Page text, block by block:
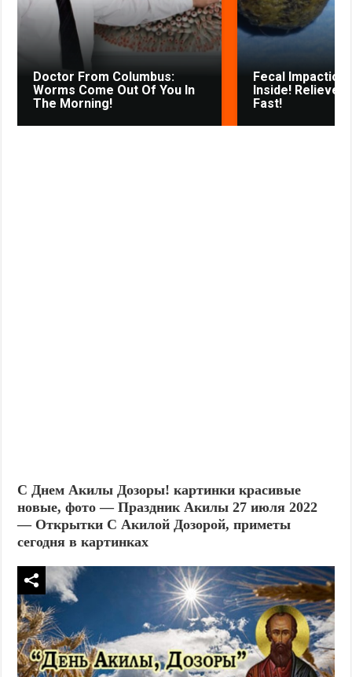
s
n
i
i
t
Doctor From Columbus:
Worms Come Out Of You In
The Morning!
Fecal Impaction
Inside! Relieves
Fast!
С Днем Акилы Дозоры! картинки красивые
новые, фото — Праздник Акилы 27 июля 2022
— Открытки С Акилой Дозорой, приметы
сегодня в картинках